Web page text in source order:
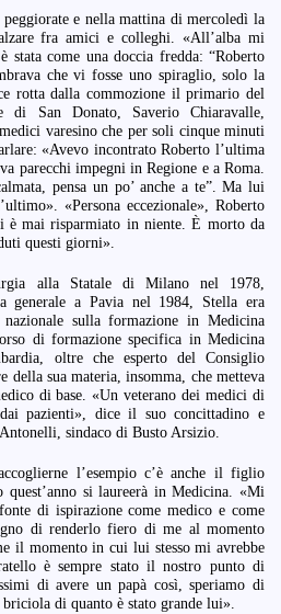
e nella mattina di mercoledì la
fra amici e colleghi. «All’alba mi
stata come una doccia fredda: “Roberto
che vi fosse uno spiraglio, solo la
rotta dalla commozione il primario del
di San Donato, Saverio Chiaravalle,
varesino che per soli cinque minuti
«Avevo incontrato Roberto l’ultima
parecchi impegni in Regione e a Roma.
pensa un po’ anche a te”. Ma lui
«Persona eccezionale», Roberto
è mai risparmiato in niente. È morto da
questi giorni».
alla Statale di Milano nel 1978,
generale a Pavia nel 1984, Stella era
nazionale sulla formazione in Medicina
di formazione specifica in Medicina
oltre che esperto del Consiglio
della sua materia, insomma, che metteva
di base. «Un veterano dei medici di
pazienti», dice il suo concittadino e
sindaco di Busto Arsizio.
l’esempio c’è anche il figlio
si laureerà in Medicina. «Mi
di ispirazione come medico e come
di renderlo fiero di me al momento
il momento in cui lui stesso mi avrebbe
è sempre stato il nostro punto di
di avere un papà così, speriamo di
briciola di quanto è stato grande lui».